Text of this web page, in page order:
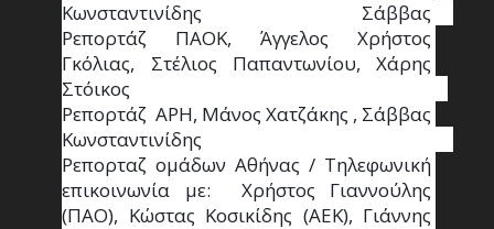
Κωνσταντινίδης   Σάββας
Ρεπορτάζ ΠΑΟΚ, Άγγελος Χρήστος
Γκόλιας, Στέλιος Παπαντωνίου, Χάρης
Στόικος
Ρεπορτάζ  ΑΡΗ, Μάνος Χατζάκης , Σάββας
Κωνσταντινίδης
Ρεπορταζ ομάδων Αθήνας / Τηλεφωνική
επικοινωνία με:  Χρήστος Γιαννούλης
(ΠΑΟ), Κώστας Κοσικίδης (ΑΕΚ), Γιάννης